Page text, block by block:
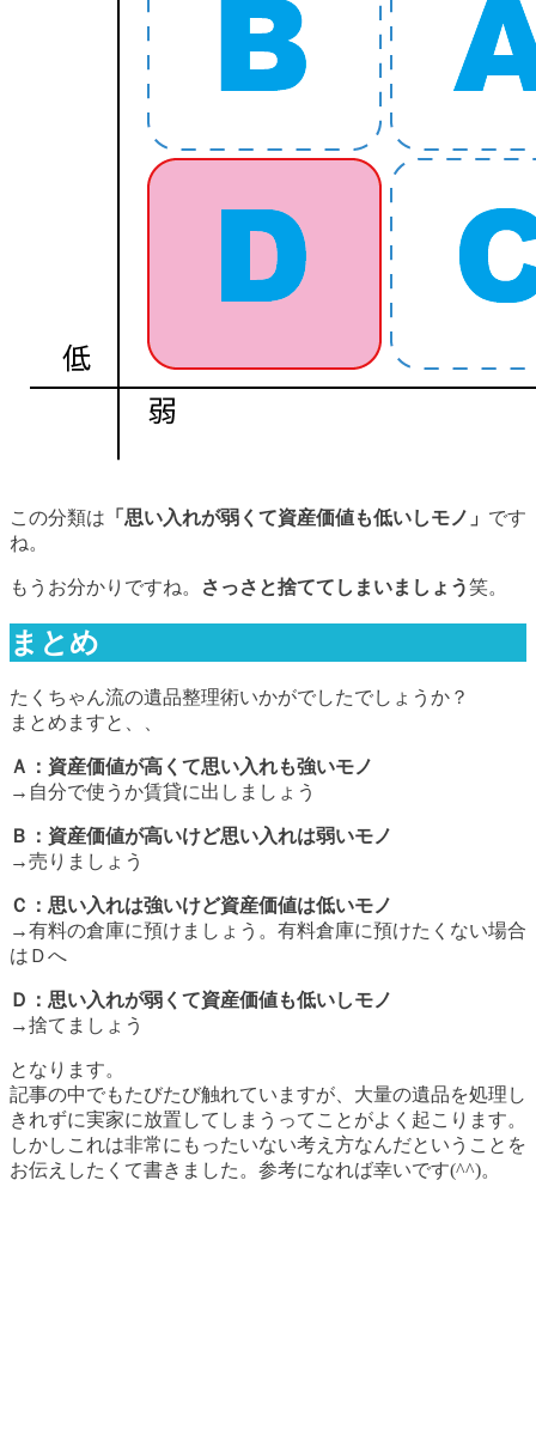
この分類は 「思い入れが弱くて資産価値も低いしモノ」 です
ね。
もうお分かりですね。 さっさと捨ててしまいましょう笑。
まとめ
たくちゃん流の遺品整理術いかがでしたでしょうか？
まとめますと、、
Ａ：資産価値が高くて思い入れも強いモノ
→自分で使うか賃貸に出しましょう
Ｂ：資産価値が高いけど思い入れは弱いモノ
→売りましょう
Ｃ：思い入れは強いけど資産価値は低いモノ
→有料の倉庫に預けましょう。有料倉庫に預けたくない場合
はＤへ
Ｄ：思い入れが弱くて資産価値も低いしモノ
→捨てましょう
となります。
記事の中でもたびたび触れていますが、大量の遺品を処理し
きれずに実家に放置してしまうってことがよく起こります。
しかしこれは非常にもったいない考え方なんだということを
お伝えしたくて書きました。参考になれば幸いです(^^)。